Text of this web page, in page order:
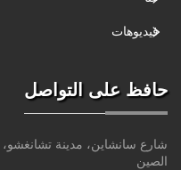
فيديوهات
حافظ على التواصل
شارع سانشاين، مدينة
الصين